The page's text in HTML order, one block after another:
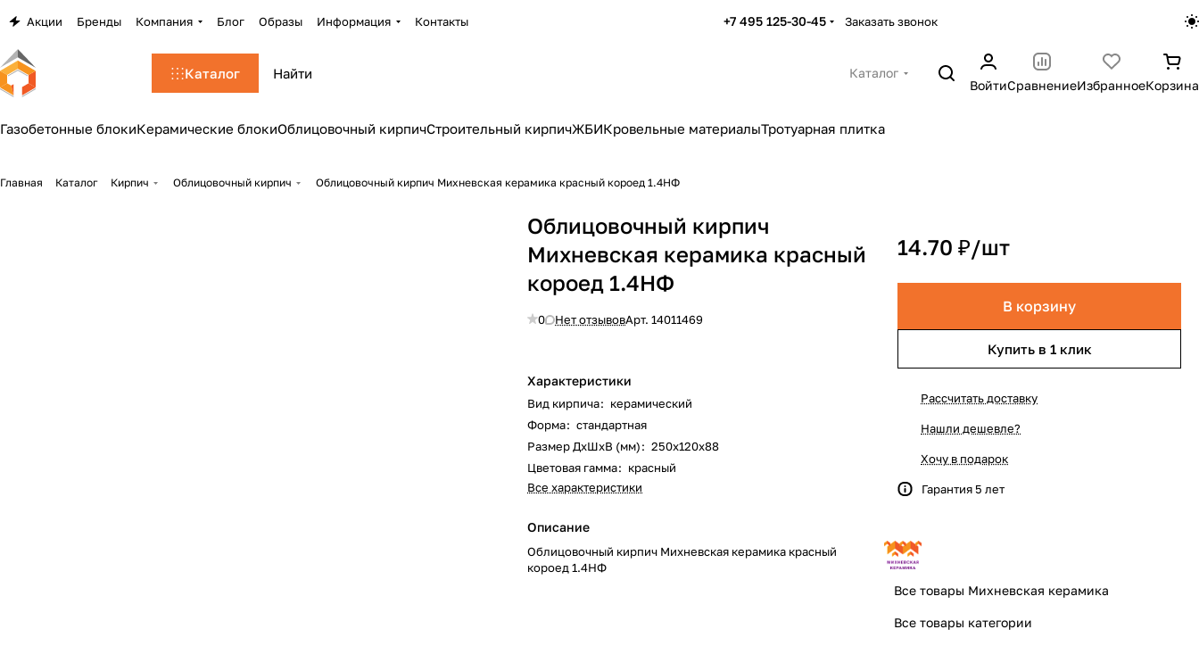
Акции Бренды Компания Блог Образы Информация Контакты +7 495 125-30-45 Заказать звонок
Каталог
Каталог
ВойтиСравнениеИзбранноеКорзина
Газобетонные блокиКерамические блокиОблицовочный кирпичСтроительный кирпичЖБИКровельные материалыТротуарная плитка
Главная Каталог Кирпич Облицовочный кирпич Облицовочный кирпич Михневская керамика красный короед 1.4НФ
Облицовочный кирпич
Михневская керамика красный
короед 1.4НФ
0 Нет отзывовАрт.14011469
Характеристики
Вид кирпича: керамический
Форма: стандартная
Размер ДхШхВ (мм): 250х120х88
Цветовая гамма: красный
Все характеристики
Описание
Облицовочный кирпич Михневская керамика красный
короед 1.4НФ
14.70 ₽/шт
В корзину
Купить в 1 клик
Рассчитать доставку
Нашли дешевле?
Хочу в подарок
Гарантия 5 лет
Все товары Михневская керамика
Все товары категории